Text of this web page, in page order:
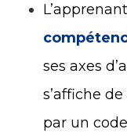
ses axes
s’affiche
par un